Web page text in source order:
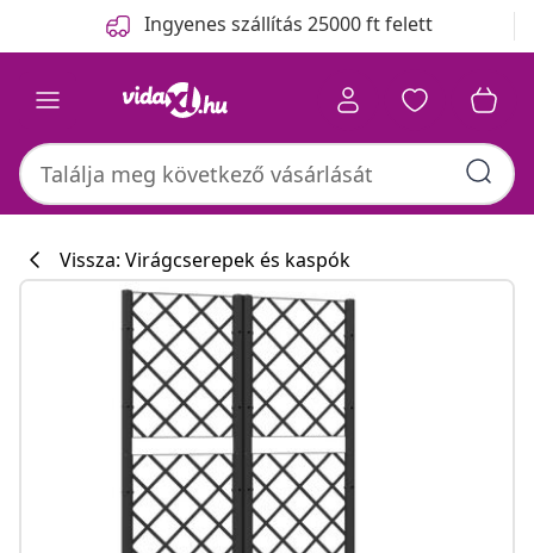
Ingyenes szállítás 25000 ft felett
Vissza: Virágcserepek és kaspók